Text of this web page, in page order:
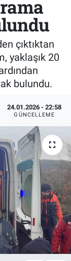
çıktıktan
yaklaşık 20
bulundu.
24.01.2026 - 22:58
GÜNCELLEME